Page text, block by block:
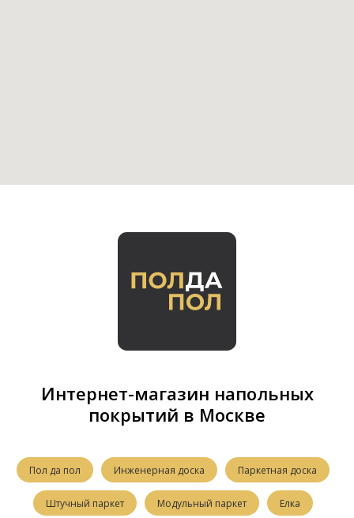
Интернет-магазин напольных
покрытий в Москве
Пол да пол Инженерная доска Паркетная доска
Штучный паркет Модульный паркет Елка